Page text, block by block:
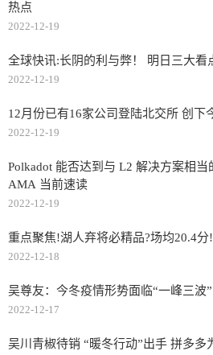
热点
2022-12-19
全球快讯:长阴的利与弊！ 明日三大看
2022-12-19
12月份已有16家公司登陆北交所 创下
2022-12-19
Polkadot 能否达到与 L2 解决方案相当的出块
AMA 当前速读
2022-12-19
重点聚焦!湖人弃将必精品?场均20.4
2022-12-18
吴尊友：今冬疫情形势面临“一峰三波
2022-12-17
吴川青椒待销 “暖冬行动”出手 拼多多